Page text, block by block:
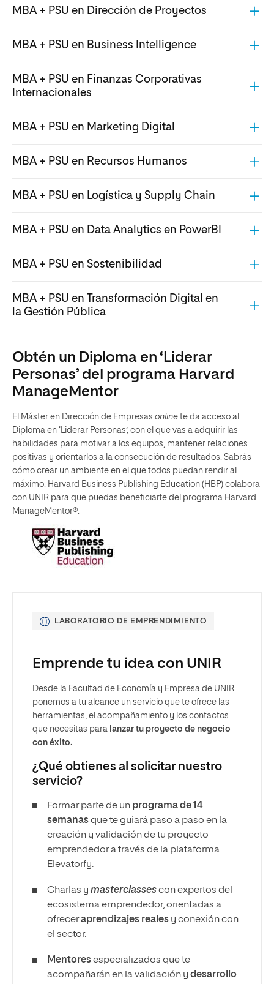
MBA + PSU en Dirección de Proyectos
MBA + PSU en Business Intelligence
MBA + PSU en Finanzas Corporativas
Internacionales
MBA + PSU en Marketing Digital
MBA + PSU en Recursos Humanos
MBA + PSU en Logística y Supply Chain
MBA + PSU en Data Analytics en PowerBI
MBA + PSU en Sostenibilidad
MBA + PSU en Transformación Digital en
la Gestión Pública
Obtén un Diploma en ‘Liderar
Personas’ del programa Harvard
ManageMentor
El Máster en Dirección de Empresas online te da acceso al
Diploma en ‘Liderar Personas’, con el que vas a adquirir las
habilidades para motivar a los equipos, mantener relaciones
positivas y orientarlos a la consecución de resultados. Sabrás
cómo crear un ambiente en el que todos puedan rendir al
máximo. Harvard Business Publishing Education (HBP) colabora
con UNIR para que puedas beneficiarte del programa Harvard
ManageMentor®.
LABORATORIO DE EMPRENDIMIENTO
Emprende tu idea con UNIR
Desde la Facultad de Economía y Empresa de UNIR
ponemos a tu alcance un servicio que te ofrece las
herramientas, el acompañamiento y los contactos
que necesitas para lanzar tu proyecto de negocio
con éxito.
¿Qué obtienes al solicitar nuestro
servicio?
Formar parte de un programa de 14
semanasque te guiará paso a paso en la
creación y validación de tu proyecto
emprendedor a través de la plataforma
Elevatorfy.
Charlas y masterclassescon expertos del
ecosistema emprendedor, orientadas a
ofreceraprendizajes reales y conexión con
el sector.
Mentoresespecializados que te
acompañarán en la validación y desarrollo